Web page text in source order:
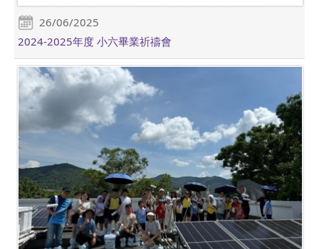
26/06/2025
2024-2025年度 小六畢業祈禱會